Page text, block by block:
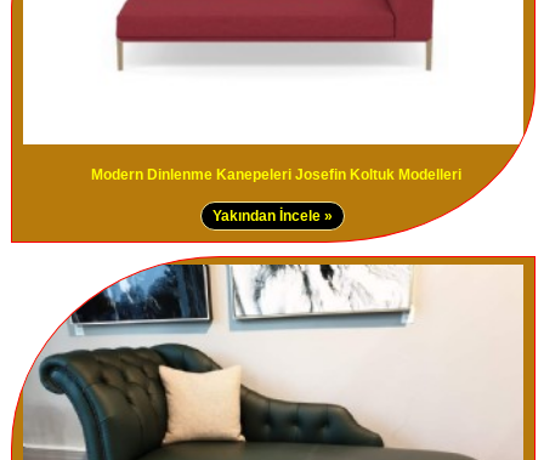
Modern Dinlenme Kanepeleri Josefin Koltuk Modelleri
Yakından İncele »